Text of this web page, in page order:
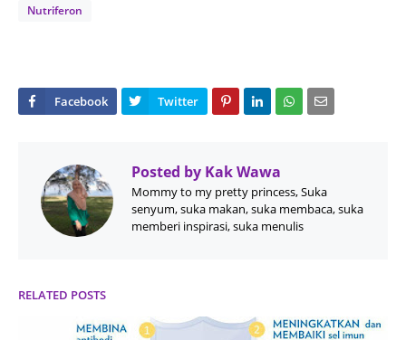
Nutriferon
Posted by Kak Wawa
Mommy to my pretty princess, Suka
senyum, suka makan, suka membaca, suka
memberi inspirasi, suka menulis
RELATED POSTS